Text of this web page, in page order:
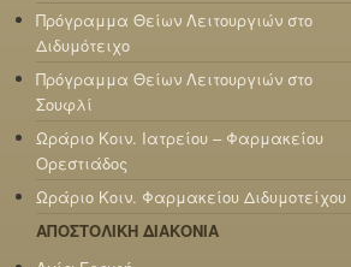
Πρόγραμμα Θείων Λειτουργιών στο
Διδυμότειχο
Πρόγραμμα Θείων Λειτουργιών στο
Σουφλί
Ωράριο Κοιν. Ιατρείου – Φαρμακείου
Ορεστιάδος
Ωράριο Κοιν. Φαρμακείου Διδυμοτείχου
ΑΠΟΣΤΟΛΙΚΗ ΔΙΑΚΟΝΙΑ